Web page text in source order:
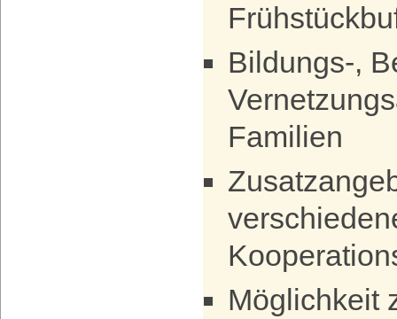
Bildungs-,
Familien
Möglichkeit